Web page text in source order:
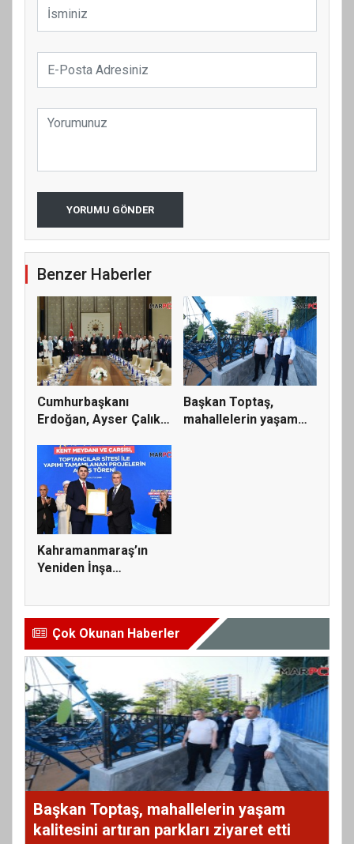
YORUMU GÖNDER
Benzer Haberler
Cumhurbaşkanı
Erdoğan, Ayser Çalık
Başkan Toptaş,
mahallelerin yaşam
Kahramanmaraş’ın
Yeniden İnşa
Çok Okunan Haberler
Başkan Toptaş, mahallelerin yaşam
kalitesini artıran parkları ziyaret etti